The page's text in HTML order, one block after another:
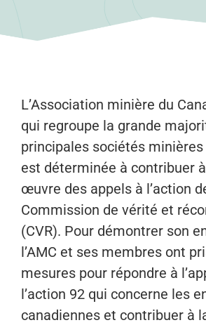
L’Association minière du
qui regroupe la grande
principales sociétés minières
est déterminée à contribuer
œuvre des appels à l’action
Commission de vérité et
(CVR). Pour démontrer son
l’AMC et ses membres ont
mesures pour répondre à
l’action 92 qui concerne les
canadiennes et contribuer à